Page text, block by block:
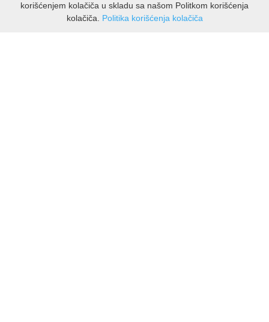
korišćenjem kolačiča u skladu sa našom Politkom korišćenja
kolačiča. Politika korišćenja kolačiča